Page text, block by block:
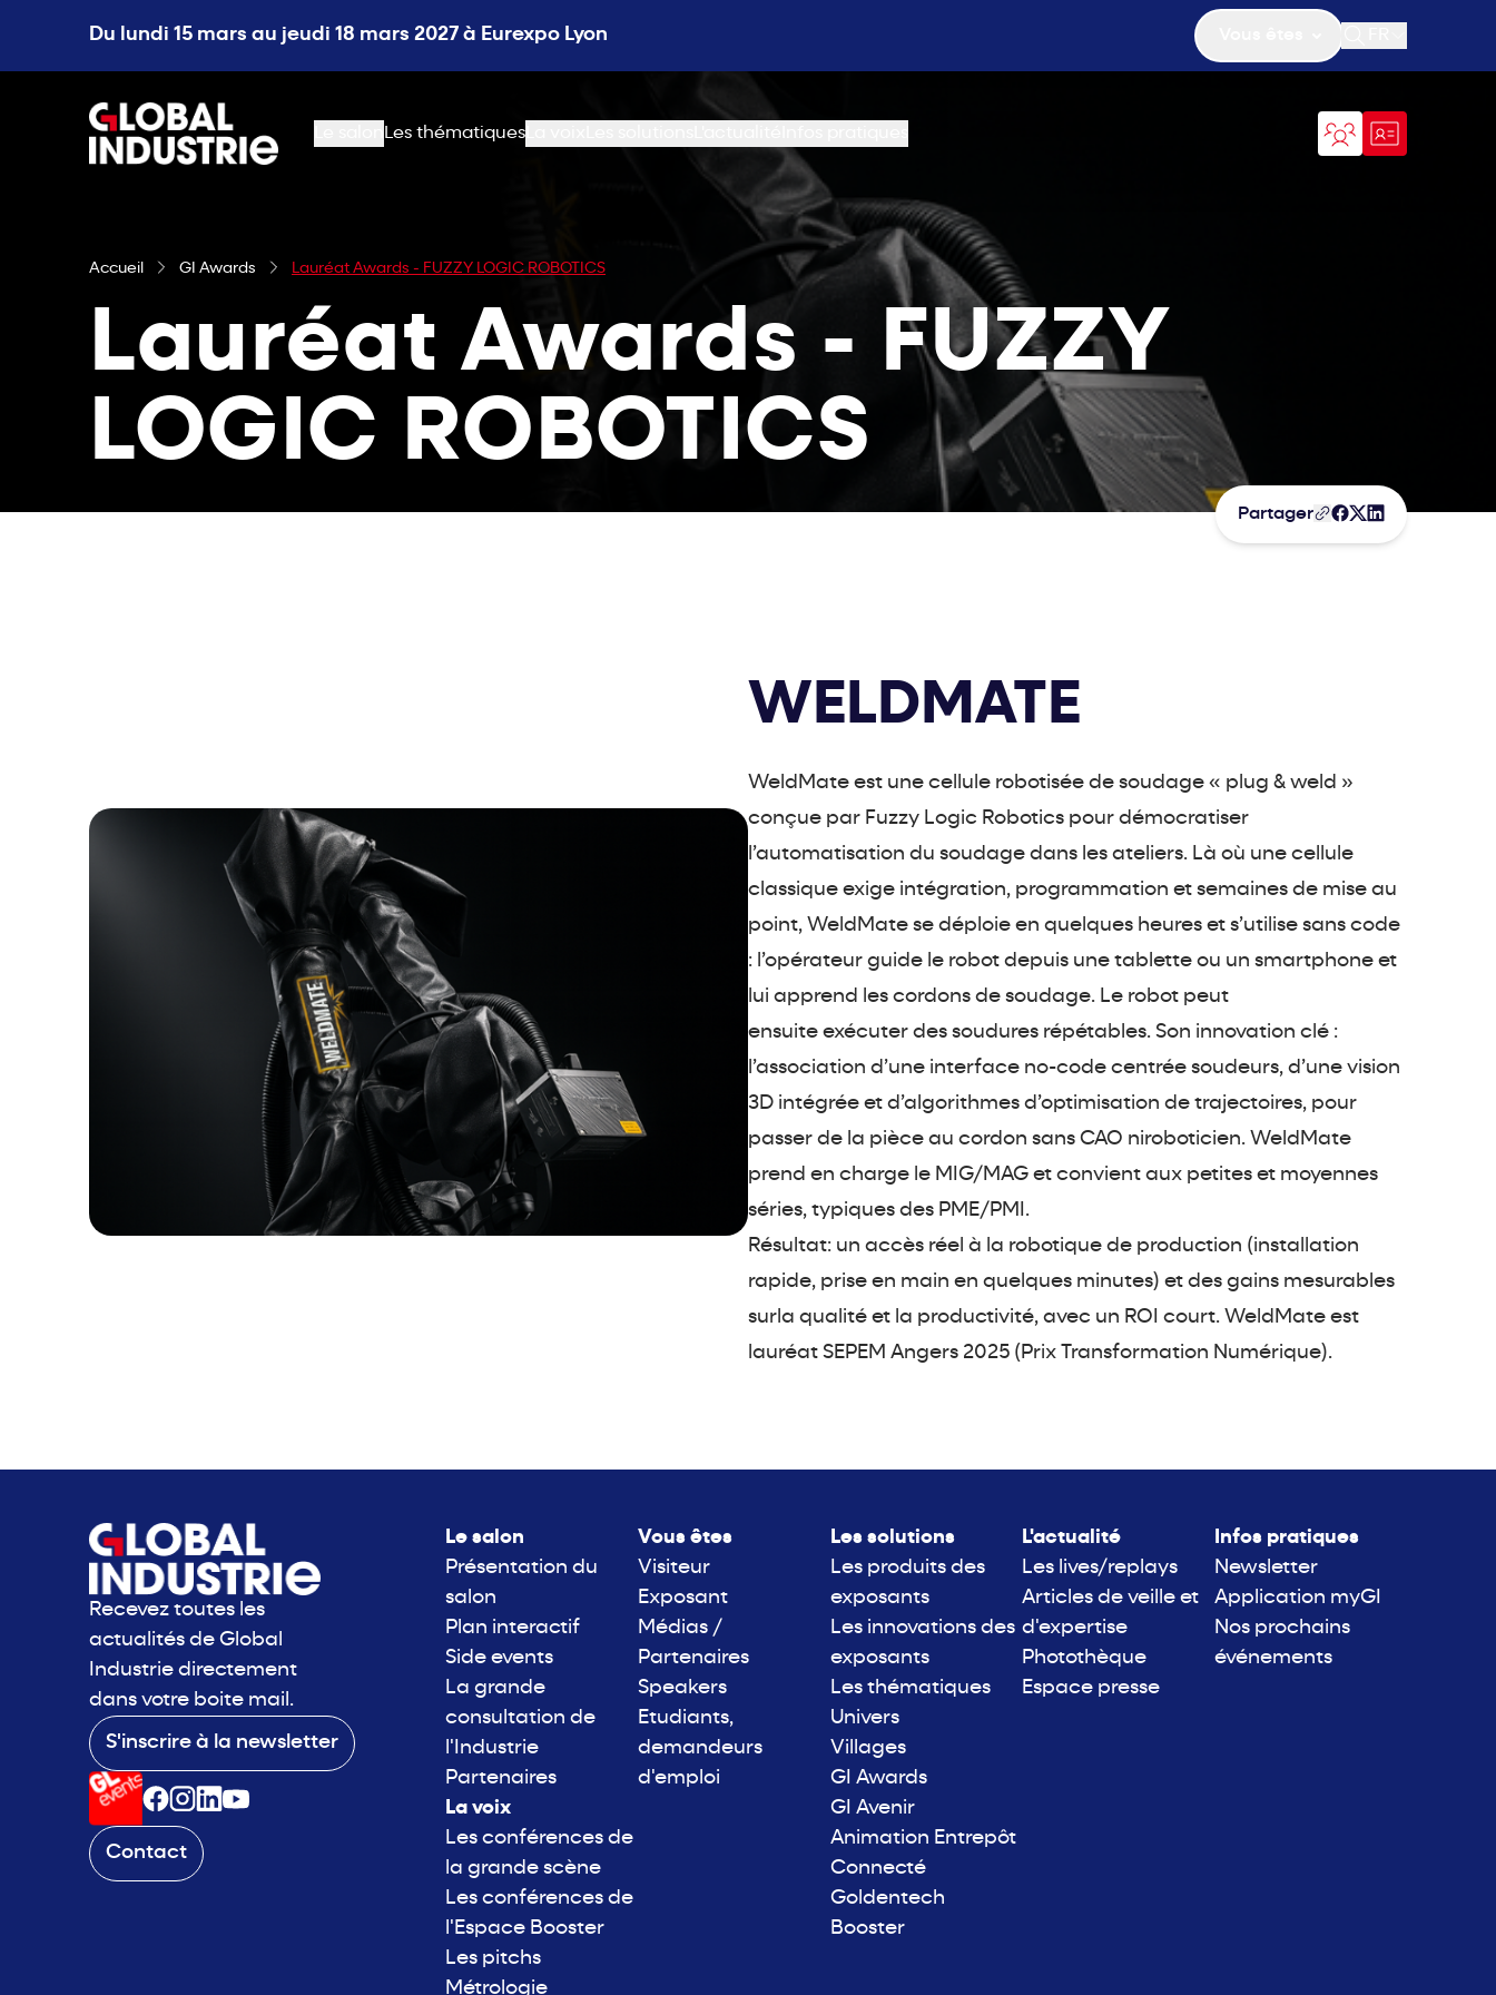
Du lundi 15 mars au jeudi 18 mars 2027 à Eurexpo Lyon
Ouvrir la
page.home
Les thématiques
Accueil GI Awards Lauréat Awards - FUZZY LOGIC ROBOTICS
Lauréat Awards - FUZZY
LOGIC ROBOTICS
Partager
WELDMATE
WeldMate est une cellule robotisée de soudage « plug & weld »
conçue par Fuzzy Logic Robotics pour démocratiser
l’automatisation du soudage dans les ateliers. Là où une cellule
classique exige intégration, programmation et semaines de mise au
point, WeldMate se déploie en quelques heures et s’utilise sans code
: l’opérateur guide le robot depuis une tablette ou un smartphone et
lui apprend les cordons de soudage. Le robot peut
ensuite exécuter des soudures répétables. Son innovation clé :
l’association d’une interface no-code centrée soudeurs, d’une vision
3D intégrée et d’algorithmes d’optimisation de trajectoires, pour
passer de la pièce au cordon sans CAO niroboticien. WeldMate
prend en charge le MIG/MAG et convient aux petites et moyennes
séries, typiques des PME/PMI.
Résultat: un accès réel à la robotique de production (installation
rapide, prise en main en quelques minutes) et des gains mesurables
surla qualité et la productivité, avec un ROI court. WeldMate est
lauréat SEPEM Angers 2025 (Prix Transformation Numérique).
Recevez toutes les
actualités de Global
Industrie directement
dans votre boite mail.
S'inscrire à la newsletter
Contact
Le salon
Présentation du
salon
Plan interactif
Side events
La grande
consultation de
l'Industrie
Partenaires
La voix
Les conférences de
la grande scène
Les conférences de
l'Espace Booster
Les pitchs
Métrologie
Vous êtes
Visiteur
Exposant
Médias /
Partenaires
Speakers
Etudiants,
demandeurs
d'emploi
Les solutions
Les produits des
exposants
Les innovations des
exposants
Les thématiques
Univers
Villages
GI Awards
GI Avenir
Animation Entrepôt
Connecté
Goldentech
Booster
L'actualité
Les lives/replays
Articles de veille et
d'expertise
Photothèque
Espace presse
Infos pratiques
Newsletter
Application myGI
Nos prochains
événements